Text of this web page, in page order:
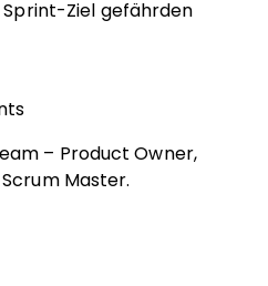
Sprint-Ziel gefährden
– Product Owner,
Master.